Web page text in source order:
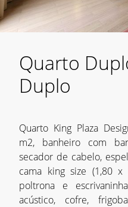
Quarto
Duplo
Quarto King Plaza
m2, banheiro com
secador de cabelo,
cama king size (1,80 x
poltrona e
acústico, cofre,